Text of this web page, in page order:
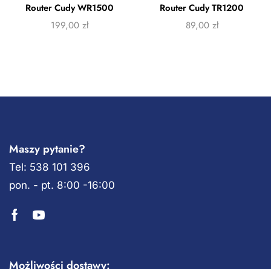
Router Cudy WR1500
199,00 zł
Router Cudy TR1200
89,00 zł
Maszy pytanie?
Tel: 538 101 396
pon. - pt. 8:00 -16:00
Możliwości dostawy: